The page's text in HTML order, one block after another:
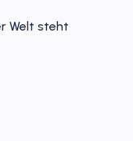
Welt steht